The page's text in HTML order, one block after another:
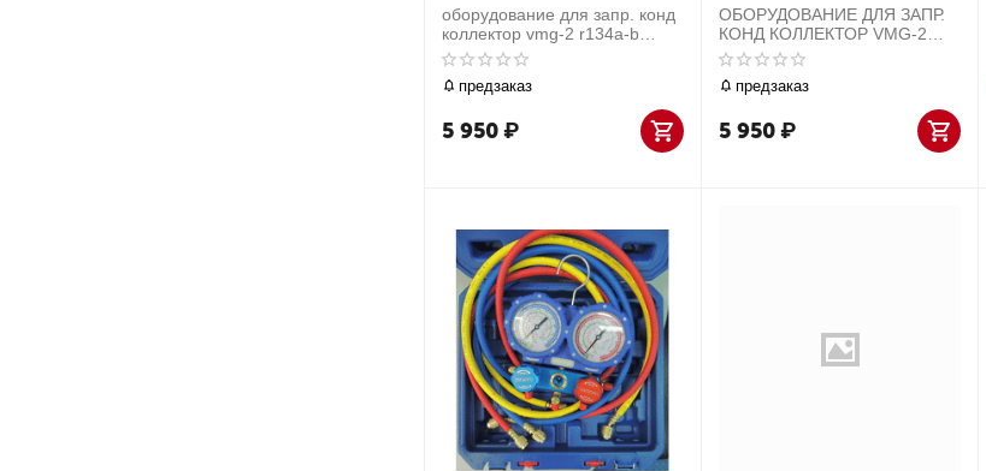
оборудование для запр. конд
коллектор vmg-2 r134a-b
манометрический в кейсе
предзаказ
5 950₽
ОБОРУДОВАНИЕ ДЛЯ ЗАПР.
КОНД КОЛЛЕКТОР VMG-2
R134A-02 манометрический в
кейсе
предзаказ
5 950₽